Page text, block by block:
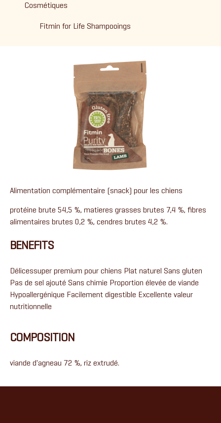
Cosmétiques
Fitmin for Life Shampooings
Alimentation complémentaire (snack) pour les chiens
protéine brute 54,5 %, matieres grasses brutes 7,4 %, fibres
alimentaires brutes 0,2 %, cendres brutes 4,2 %.
BENEFITS
Délicessuper premium pour chiens Plat naturel Sans gluten
Pas de sel ajouté Sans chimie Proportion élevée de viande
Hypoallergénique Facilement digestible Excellente valeur
nutritionnelle
COMPOSITION
viande d'agneau 72 %, riz extrudé.